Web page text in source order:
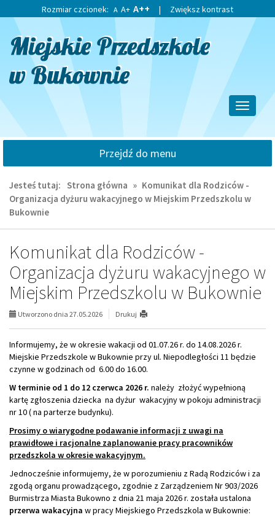
do
głównej
treści
do
wyszukiwarki
Rozmiar czcionek: A A+ A++ | Zwiększ kontrast
Przełącz
Przejdź do menu
Jesteś tutaj: Strona główna » Komunikat dla Rodziców -
Organizacja dyżuru wakacyjnego w Miejskim Przedszkolu w
Bukownie
Komunikat dla Rodziców -
Organizacja dyżuru wakacyjnego w
Miejskim Przedszkolu w Bukownie
Utworzono dnia 27.05.2026 Drukuj
Informujemy, że w okresie wakacji od 01.07.26 r. do 14.08.2026 r.
Miejskie Przedszkole w Bukownie przy ul. Niepodległości 11 będzie
czynne w godzinach od 6.00 do 16.00.
W terminie od 1 do 12 czerwca 2026 r. należy złożyć wypełnioną
kartę zgłoszenia dziecka na dyżur wakacyjny w pokoju administracji
nr 10 ( na parterze budynku).
Prosimy o wiarygodne podawanie informacji z uwagi na
prawidłowe i racjonalne zaplanowanie pracy pracowników
przedszkola w okresie wakacyjnym.
Jednocześnie informujemy, że w porozumieniu z Radą Rodziców i za
zgodą organu prowadzącego, zgodnie z Zarządzeniem Nr 903/2026
Burmistrza Miasta Bukowno z dnia 21 maja 2026 r. została ustalona
przerwa wakacyjna w pracy Miejskiego Przedszkola w Bukownie: